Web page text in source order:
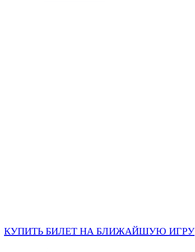
КУПИТЬ БИЛЕТ НА БЛИЖАЙШУЮ ИГРУ